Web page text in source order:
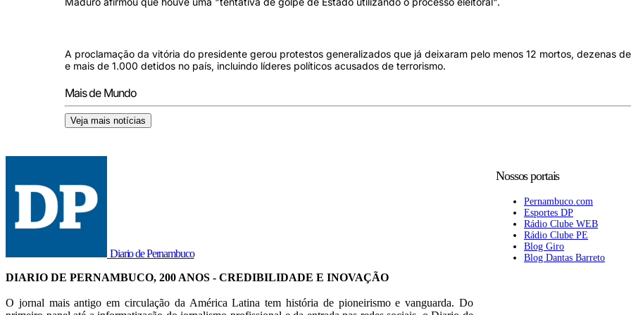
A proclamação da vitória do presidente gerou protestos generalizados que já deixaram pelo menos 12 mortos, dezenas
e mais de 1.000 detidos no país, incluindo líderes políticos acusados de terrorismo.
Mais de Mundo
Veja mais notícias
Diario de Pernambuco
DIARIO DE PERNAMBUCO, 200 ANOS - CREDIBILIDADE E INOVAÇÃO
O jornal mais antigo em circulação da América Latina tem história de pioneirismo e vanguarda. Do
Nossos portais
Pernambuco.com
Esportes DP
Rádio Clube WEB
Rádio Clube PE
Blog Giro
Blog Dantas Barreto